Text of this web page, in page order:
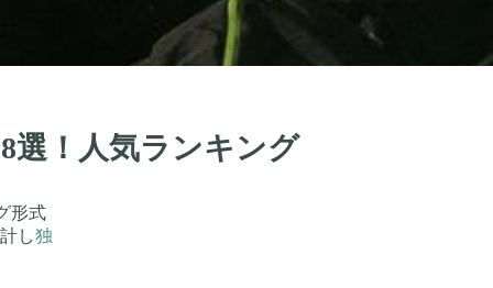
選！人気ランキング
形式
し独